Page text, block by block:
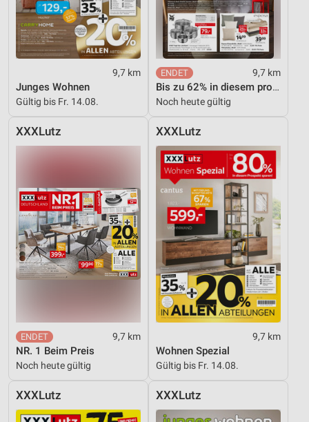
9,7 km
Junges Wohnen
Gültig bis Fr. 14.08.
9,7 km
Bis zu 62% in diesem prospekt
Noch heute gültig
XXXLutz
9,7 km
NR. 1 Beim Preis
Noch heute gültig
XXXLutz
9,7 km
Wohnen Spezial
Gültig bis Fr. 14.08.
XXXLutz XXXLutz
Entwicklung und Verbesserung der Angebote
Verwendung reduzierter Daten zur Auswahl von
Inhalten
IAB-Besonderheiten:
Verwendung genauer Standortdaten
Geräte anhand von aktiv angeforderten
Notwendig
Performance
Funktional
Werbung